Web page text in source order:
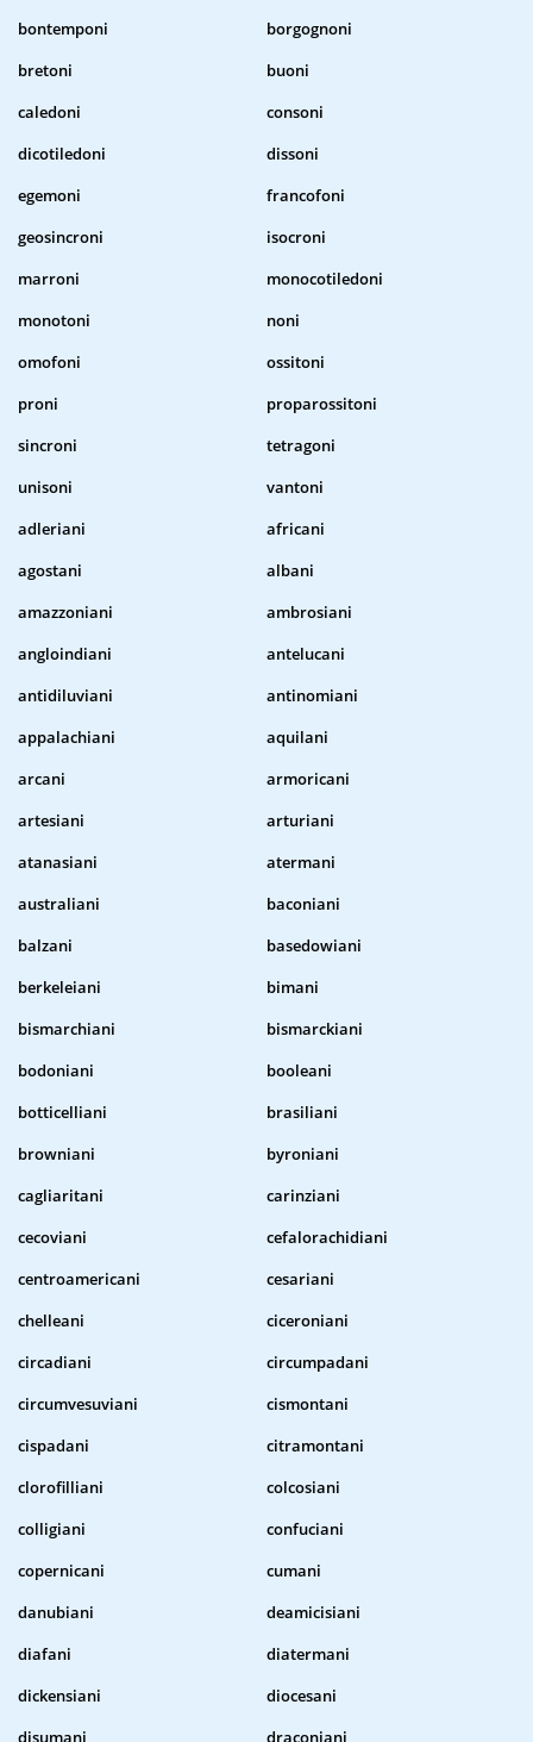
bontemponi
borgognoni
bretoni
buoni
caledoni
consoni
dicotiledoni
dissoni
egemoni
francofoni
geosincroni
isocroni
marroni
monocotiledoni
monotoni
noni
omofoni
ossitoni
proni
proparossitoni
sincroni
tetragoni
unisoni
vantoni
adleriani
africani
agostani
albani
amazzoniani
ambrosiani
angloindiani
antelucani
antidiluviani
antinomiani
appalachiani
aquilani
arcani
armoricani
artesiani
arturiani
atanasiani
atermani
australiani
baconiani
balzani
basedowiani
berkeleiani
bimani
bismarchiani
bismarckiani
bodoniani
booleani
botticelliani
brasiliani
browniani
byroniani
cagliaritani
carinziani
cecoviani
cefalorachidiani
centroamericani
cesariani
chelleani
ciceroniani
circadiani
circumpadani
circumvesuviani
cismontani
cispadani
citramontani
clorofilliani
colcosiani
colligiani
confuciani
copernicani
cumani
danubiani
deamicisiani
diafani
diatermani
dickensiani
diocesani
disumani
draconiani